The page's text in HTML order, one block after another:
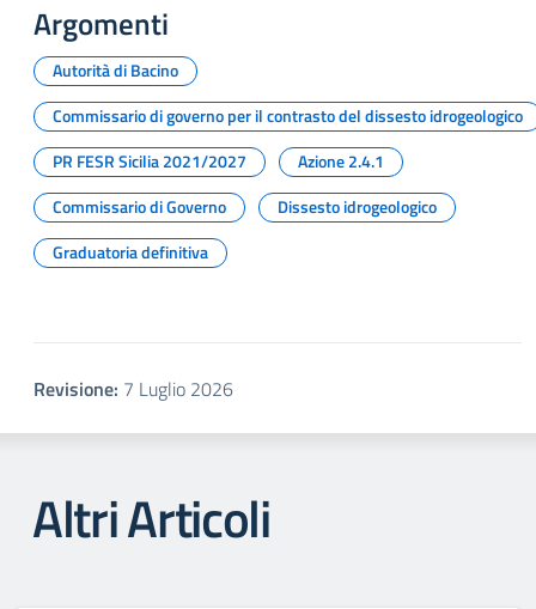
Argomenti
Autorità di Bacino
Commissario di governo per il contrasto del dissesto idrogeologico
PR FESR Sicilia 2021/2027
Azione 2.4.1
Commissario di Governo
Dissesto idrogeologico
Graduatoria definitiva
Revisione: 7 Luglio 2026
Altri Articoli